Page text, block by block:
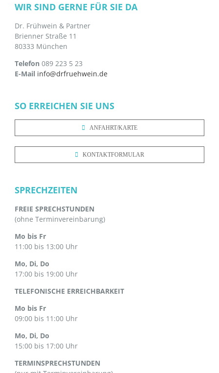
WIR SIND GERNE FÜR SIE DA
Dr. Frühwein & Partner
Brienner Straße 11
80333 München
Telefon 089 223 5 23
E-Mail info@drfruehwein.de
SO ERREICHEN SIE UNS
ANFAHRT/KARTE
KONTAKTFORMULAR
SPRECHZEITEN
FREIE SPRECHSTUNDEN
(ohne Terminvereinbarung)
Mo bis Fr
11:00 bis 13:00 Uhr
Mo, Di, Do
17:00 bis 19:00 Uhr
TELEFONISCHE ERREICHBARKEIT
Mo bis Fr
09:00 bis 11:00 Uhr
Mo, Di, Do
15:00 bis 17:00 Uhr
TERMINSPRECHSTUNDEN